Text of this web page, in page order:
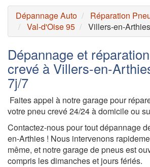
Dépannage Auto
Réparation
Val-d'Oise 95
Villers-en-Arthies
Dépannage et
crevé à Villers-en-
7j/7
Faites appel à notre garage pour
votre pneu crevé 24/24 à domicile ou
Contactez-nous pour tout dépannage
en-Arthies ! Nous intervenons
même, et notre garage de pneus est
compris les dimanches et jours fériés.